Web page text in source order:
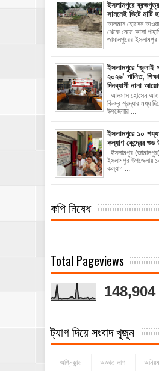
ইসলামপুরে
সামনেই ভিটে মাটি
আলমাস হোসেন
থেকে নেমে আসা
জামালপুরের ইসলামপুর
‎ইসলামপুরে ‘জুলাই
২০২৬’ পালিত,
দিনব্যাপী নানা
‎​আলমাস হোসেন
বিনম্র শ্রদ্ধার মধ্য
উপজেলার ...
ইসলামপুরে ১০ শয্যা
কল্যাণ কেন্দ্রের শুভ
ইসলামপুর
ইসলামপুর উপজেলায় ১০
কল্যাণ ...
কপি নিষেধ
Total Pageviews
148,904
ট্যাগ দিয়ে সংবাদ খুজুন
অগ্নিকান্ড অজ্ঞাত লাশ অনিয়ম